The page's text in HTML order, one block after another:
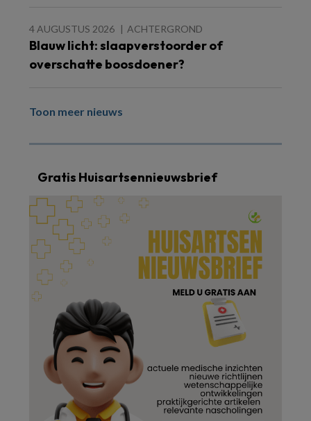
4 AUGUSTUS 2026 ACHTERGROND
Blauw licht: slaapverstoorder of
overschatte boosdoener?
Toon meer nieuws
Gratis Huisartsennieuwsbrief